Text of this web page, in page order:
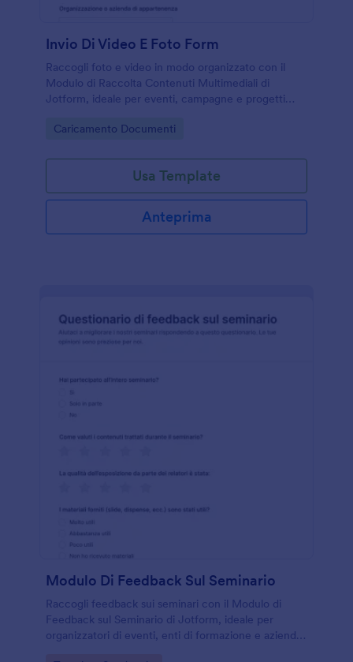
Invio Di Video E Foto Form
Raccogli foto e video in modo organizzato con il
Modulo di Raccolta Contenuti Multimediali di
Jotform, ideale per eventi, campagne e progetti
centralizzata delle risposte del modulo.
Go to Category:
Caricamento Documenti
Usa Template
Anteprima
Modulo Di Feedback Sul Seminario
Raccogli feedback sui seminari con il Modulo di
Feedback sul Seminario di Jotform, ideale per
organizzatori di eventi, enti di formazione e aziende